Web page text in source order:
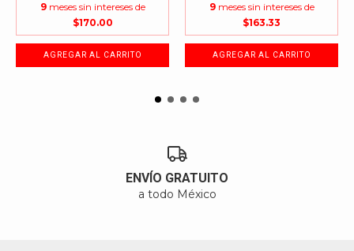
Dimensiones
Este encantador duende tiene el tamaño perfecto para
lucir como un adorno especial en tu hogar, con unas
cms). Su gorro trae un cordón que facilita colgarlo en tu
cualquier espacio donde lo coloques. Su peso es de
9 meses sin intereses de
$170.00
9 meses sin intereses de
$163.33
ENVÍO GRATUITO
a todo México